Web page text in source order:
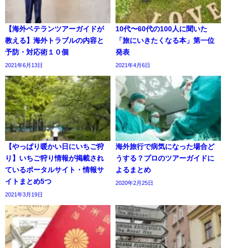
【海外ベテランツアーガイドが
教える】海外トラブルの内容と
予防・対応術１０個
2021年6月13日
10代〜60代の100人に聞いた
「旅にいきたくなる本」第一位
発表
2021年4月6日
【やっぱり暖かい日にいちご狩
り】いちご狩り情報が掲載され
ているポータルサイト・情報サ
イトまとめ5つ
2021年3月19日
海外旅行で病気になった場合ど
うする？プロのツアーガイドに
よるまとめ
2020年2月25日